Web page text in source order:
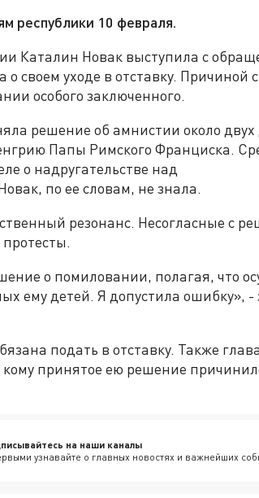
республики 10 февраля.
Каталин Новак выступила с
своем уходе в отставку. Причиной
особого заключенного.
решение об амнистии около двух
Папы Римского Франциска.
о надругательстве над
по ее словам, не знала.
резонанс. Несогласные с
о помиловании, полагая, что
ему детей. Я допустила ошибку», -
подать в отставку. Также глава
принятое ею решение
на наши каналы
узнавайте о главных новостях и важнейших